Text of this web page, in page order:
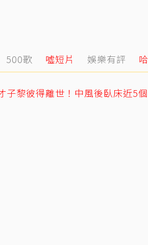
500歌 噓短片 娛樂有評
子黎彼得離世！中風後臥床近5